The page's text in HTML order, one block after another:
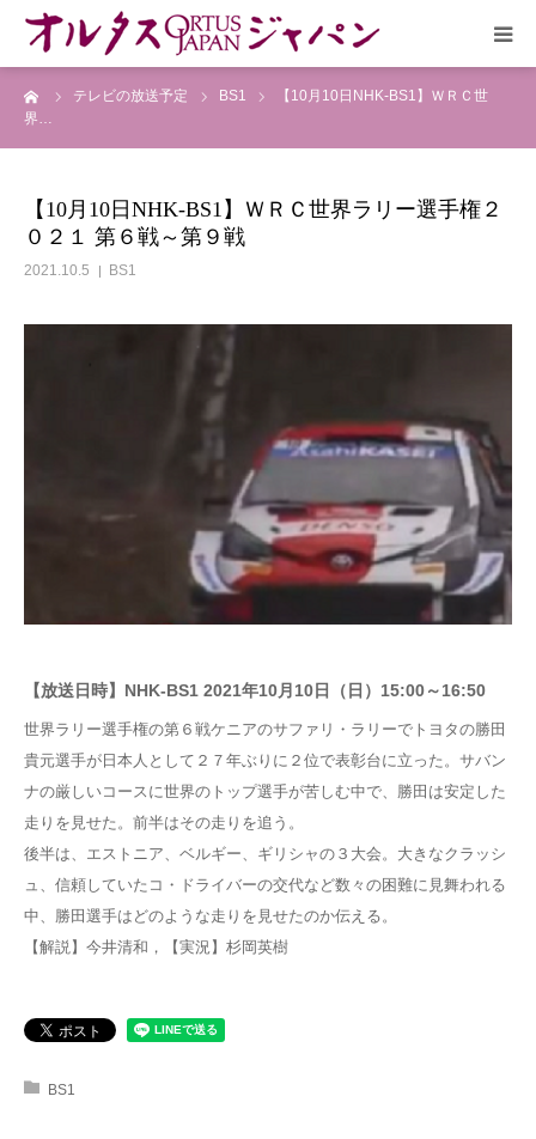
テレビの放送予定 BS1
【10月10日NHK-BS1】ＷＲＣ世
界…
【10月10日NHK-BS1】ＷＲＣ世界ラリー選手権２
０２１ 第６戦～第９戦
2021.10.5 BS1
【放送日時】NHK-BS1 2021年10月10日（日）15:00～16:50
世界ラリー選手権の第６戦ケニアのサファリ・ラリーでトヨタの勝田
貴元選手が日本人として２７年ぶりに２位で表彰台に立った。サバン
ナの厳しいコースに世界のトップ選手が苦しむ中で、勝田は安定した
走りを見せた。前半はその走りを追う。
後半は、エストニア、ベルギー、ギリシャの３大会。大きなクラッシ
ュ、信頼していたコ・ドライバーの交代など数々の困難に見舞われる
中、勝田選手はどのような走りを見せたのか伝える。
【解説】今井清和，【実況】杉岡英樹
BS1
HOME
作品リスト